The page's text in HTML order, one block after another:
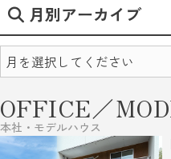
月別アーカイブ
OFFICE／
本社・モデルハウス